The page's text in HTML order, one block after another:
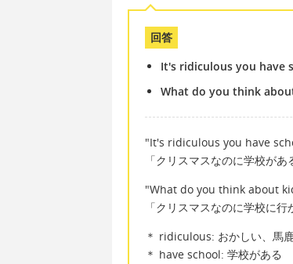
回答
It's ridiculous you have
What do you think
"It's ridiculous you have
「クリスマスなのに学校があ
"What do you think about
「クリスマスなのに学校に
＊ ridiculous: おかしい、馬
＊ have school: 学校がある